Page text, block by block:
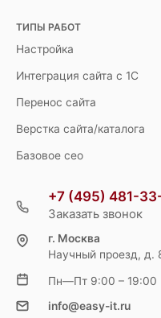
ТИПЫ РАБОТ
Настройка
Интеграция сайта с 1С
Перенос сайта
Верстка сайта/каталога
Базовое сео
+7 (495) 481-
Заказать звонок
г. Москва
Научный проезд, д.
Пн—Пт 9:00 – 19:00
info@easy-it.ru